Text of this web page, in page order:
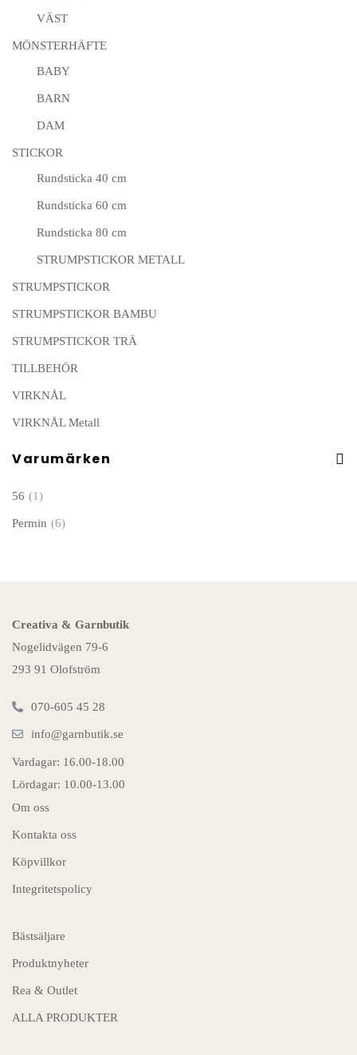
VÄST
MÖNSTERHÄFTE
BABY
BARN
DAM
STICKOR
Rundsticka 40 cm
Rundsticka 60 cm
Rundsticka 80 cm
STRUMPSTICKOR METALL
STRUMPSTICKOR
STRUMPSTICKOR BAMBU
STRUMPSTICKOR TRÄ
TILLBEHÖR
VIRKNÅL
VIRKNÅL Metall
Varumärken
56 (1)
Permin (6)
Creativa & Garnbutik
Nogelidvägen 79-6
293 91 Olofström
070-605 45 28
info@garnbutik.se
Vardagar: 16.00-18.00
Lördagar: 10.00-13.00
Om oss
Kontakta oss
Köpvillkor
Integritetspolicy
Bästsäljare
Produktnyheter
Rea & Outlet
ALLA PRODUKTER